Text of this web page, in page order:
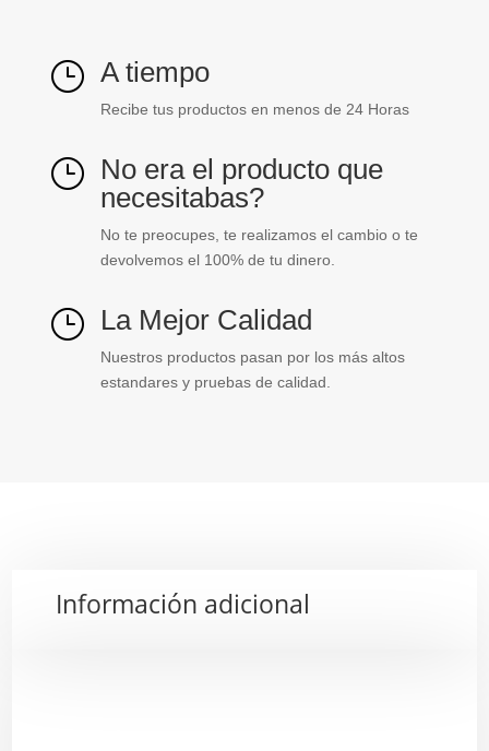
} A tiempo
Recibe tus productos en menos de 24 Horas
} No era el producto que
necesitabas?
No te preocupes, te realizamos el cambio o te
devolvemos el 100% de tu dinero.
} La Mejor Calidad
Nuestros productos pasan por los más altos
estandares y pruebas de calidad.
Información adicional